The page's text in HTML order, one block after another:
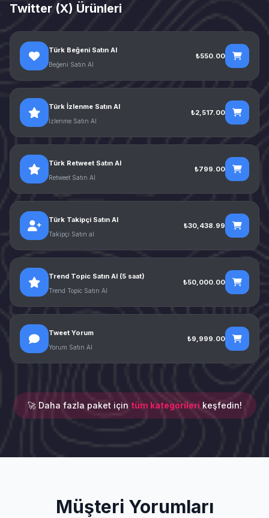
Twitter (X) Ürünleri
Türk Beğeni Satın Al
Beğeni Satın Al
₺550.00
Türk İzlenme Satın Al
İzlenme Satın Al
₺2,517.00
Türk Retweet Satın Al
Retweet Satın Al
₺799.00
Türk Takipçi Satın Al
Takipçi Satın al
₺30,438.99
Trend Topic Satın Al (5 saat)
Trend Topic Satın Al
₺50,000.00
Tweet Yorum
Yorum Satın Al
₺9,999.00
🚀 Daha fazla paket için tüm kategorilerikeşfedin!
Müşteri Yorumları